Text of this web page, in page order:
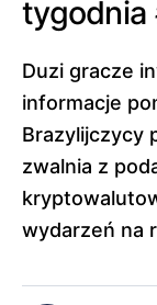
tygodnia
Duzi gracze
informacje
Brazylijczycy
zwalnia z
wydarzeń na